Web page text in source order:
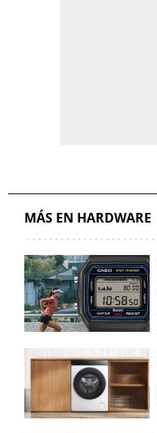
MÁS EN HARDWARE